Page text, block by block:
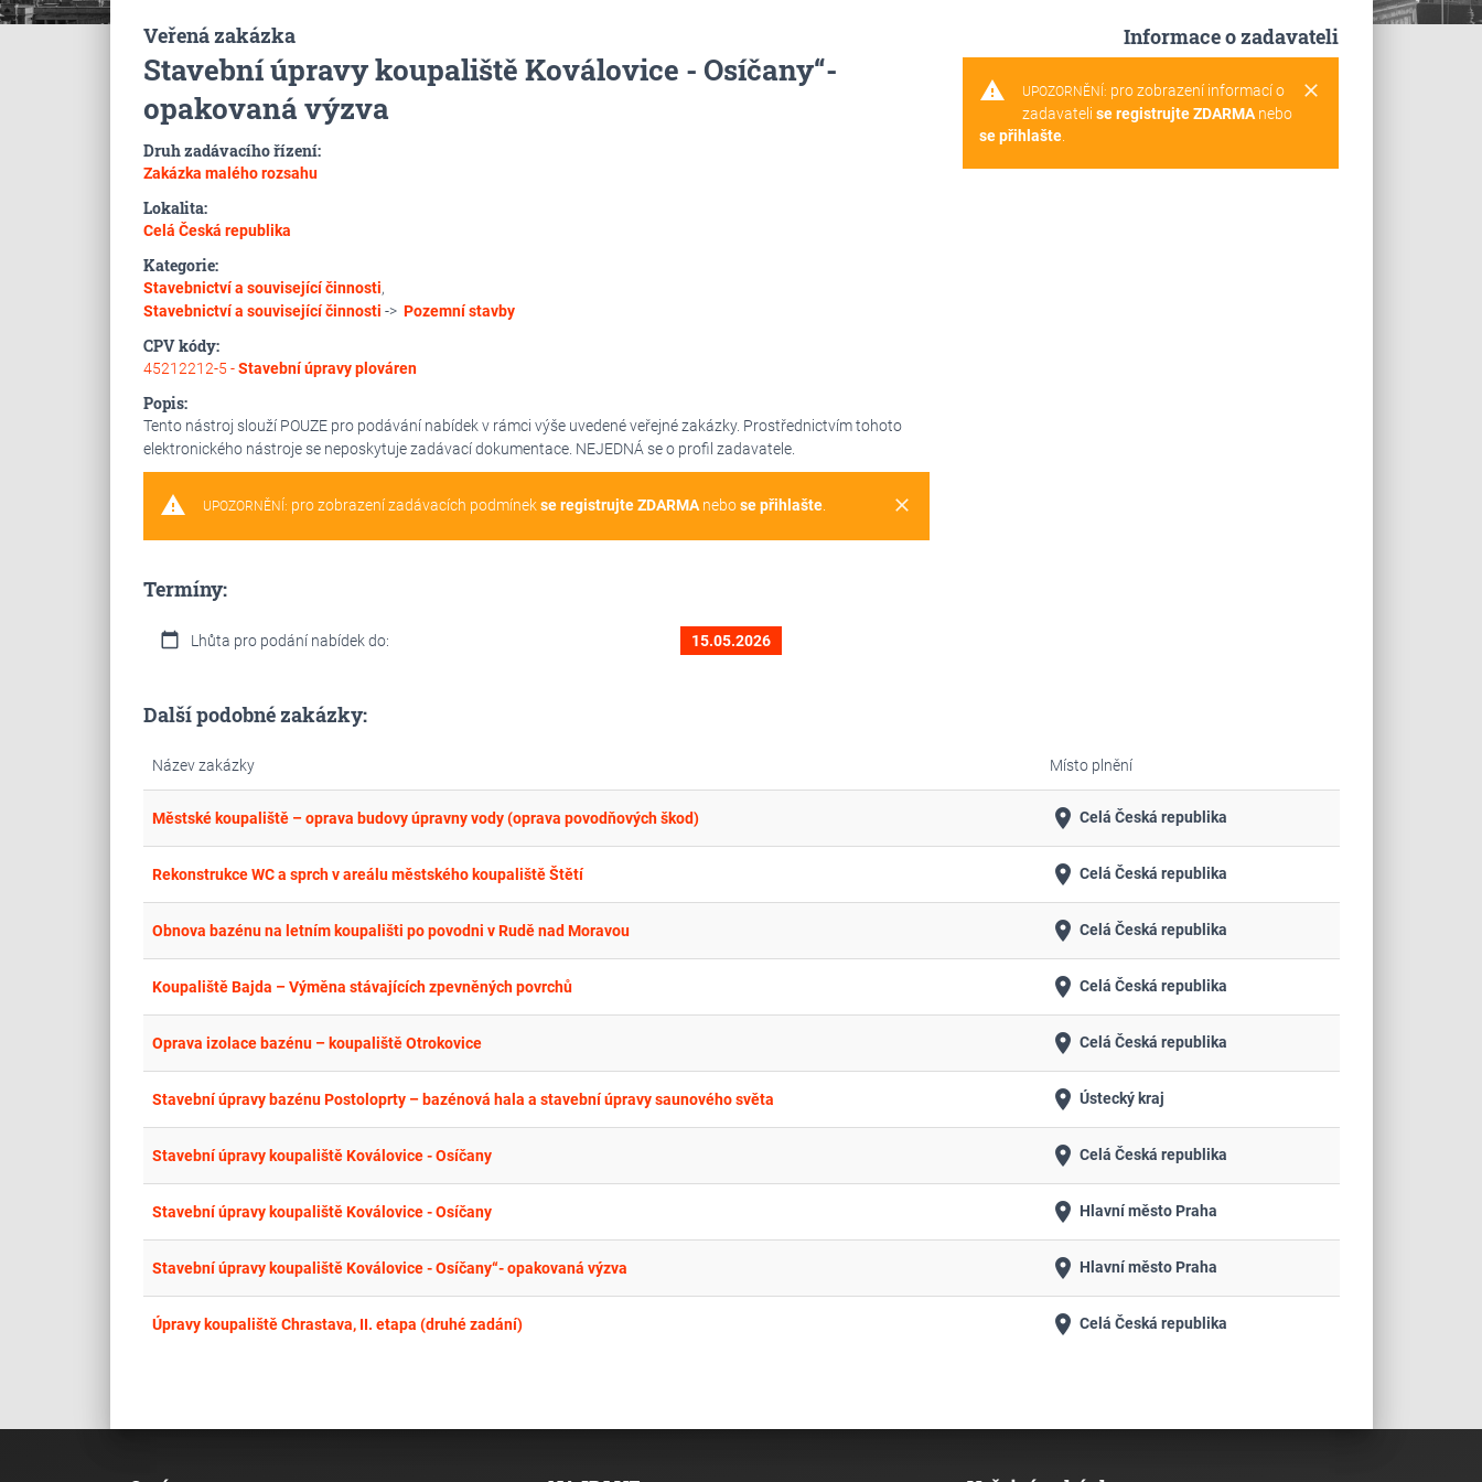
Veřená zakázka
Stavební úpravy koupaliště Koválovice - Osíčany“-
opakovaná výzva
Druh zadávacího řízení:
Zakázka malého rozsahu
Lokalita:
Celá Česká republika
Kategorie:
Stavebnictví a související činnosti,
Stavebnictví a související činnosti -> Pozemní stavby
CPV kódy:
45212212-5 -Stavební úpravy plováren
Popis:
Tento nástroj slouží POUZE pro podávání nabídek v rámci výše uvedené veřejné zakázky. Prostřednictvím tohoto
elektronického nástroje se neposkytuje zadávací dokumentace. NEJEDNÁ se o profil zadavatele.
warning clear
UPOZORNĚNÍ: pro zobrazení zadávacích podmínekse registrujte ZDARMAnebose přihlašte.
Termíny:
calendar_today Lhůta pro podání nabídek do: 15.05.2026
Informace o zadavateli
warning clear
UPOZORNĚNÍ: pro zobrazení informací o
zadavateli se registrujte ZDARMAnebo
se přihlašte.
Další podobné zakázky:
Název zakázky Místo plnění
Městské koupaliště – oprava budovy úpravny vody (oprava povodňových škod) place Celá Česká republika
Rekonstrukce WC a sprch v areálu městského koupaliště Štětí place Celá Česká republika
Obnova bazénu na letním koupališti po povodni v Rudě nad Moravou place Celá Česká republika
Koupaliště Bajda – Výměna stávajících zpevněných povrchů place Celá Česká republika
Oprava izolace bazénu – koupaliště Otrokovice place Celá Česká republika
Stavební úpravy bazénu Postoloprty – bazénová hala a stavební úpravy saunového světa place Ústecký kraj
Stavební úpravy koupaliště Koválovice - Osíčany place Celá Česká republika
Stavební úpravy koupaliště Koválovice - Osíčany place Hlavní město Praha
Stavební úpravy koupaliště Koválovice - Osíčany“- opakovaná výzva place Hlavní město Praha
Úpravy koupaliště Chrastava, II. etapa (druhé zadání) place Celá Česká republika